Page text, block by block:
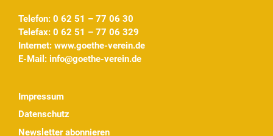
Telefon: 0 62 51 – 77 06 30
Telefax: 0 62 51 – 77 06 329
Internet: www.goethe-verein.de
E-Mail: info@goethe-verein.de
Impressum
Datenschutz
Newsletter abonnieren